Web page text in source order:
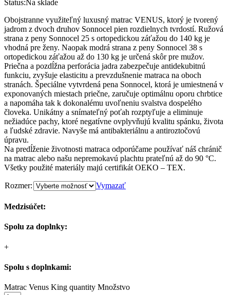
Status:Na sklade
Obojstranne využiteľný luxusný matrac VENUS, ktorý je tvorený
jadrom z dvoch druhov Sonnocel pien rozdielnych tvrdostí. Ružová
strana z peny Sonnocel 25 s ortopedickou záťažou do 140 kg je
vhodná pre ženy. Naopak modrá strana z peny Sonnocel 38 s
ortopedickou záťažou až do 130 kg je určená skôr pre mužov.
Priečna a pozdĺžna perforácia jadra zabezpečuje antidekubitnú
funkciu, zvyšuje elasticitu a prevzdušnenie matraca na oboch
stranách. Špeciálne vytvrdená pena Sonnocel, ktorá je umiestnená v
exponovaných miestach priečne, zaručuje optimálnu oporu chrbtice
a napomáha tak k dokonalému uvoľneniu svalstva dospelého
človeka. Unikátny a snímateľný poťah rozptyľuje a eliminuje
nežiadúce pachy, ktoré negatívne ovplyvňujú kvalitu spánku, života
a ľudské zdravie. Navyše má antibakteriálnu a antiroztočovú
úpravu.
Na predĺženie životnosti matraca odporúčame používať náš chránič
na matrac alebo našu nepremokavú plachtu prateľnú až do 90 °C.
Všetky použité materiály majú certifikát OEKO – TEX.
Rozmer: Vymazať
Medzisúčet:
Spolu za doplnky:
+
Spolu s doplnkami:
Matrac Venus King quantity Množstvo